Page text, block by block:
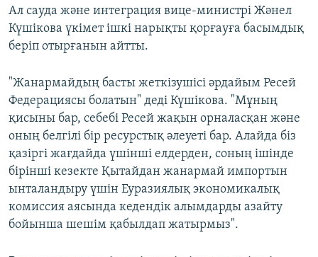
Ал сауда және интеграция вице-министрі Жәнел
Күшікова үкімет ішкі нарықты қорғауға басымдық
беріп отырғанын айтты.
"Жанармайдың басты жеткізушісі әрдайым Ресей
Федерациясы болатын" деді Күшікова. "Мұның
қисыны бар, себебі Ресей жақын орналасқан және
оның белгілі бір ресурстық әлеуеті бар. Алайда біз
қазіргі жағдайда үшінші елдерден, соның ішінде
бірінші кезекте Қытайдан жанармай импортын
ынталандыру үшін Еуразиялық экономикалық
комиссия аясында кедендік алымдарды азайту
бойынша шешім қабылдап жатырмыз".